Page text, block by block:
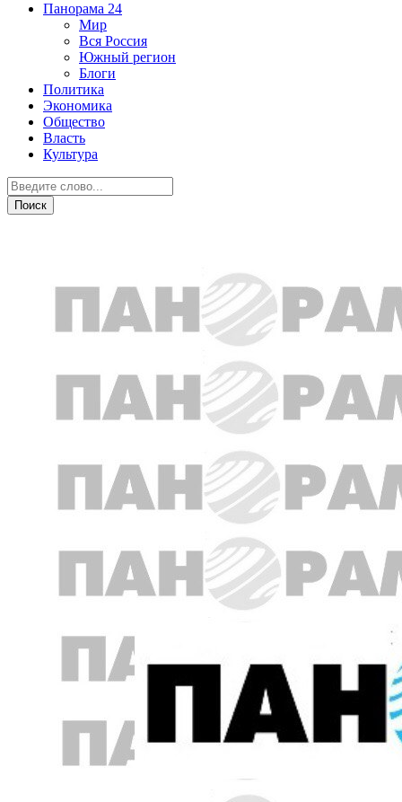
Панорама 24
Мир
Вся Россия
Южный регион
Блоги
Политика
Экономика
Общество
Власть
Культура